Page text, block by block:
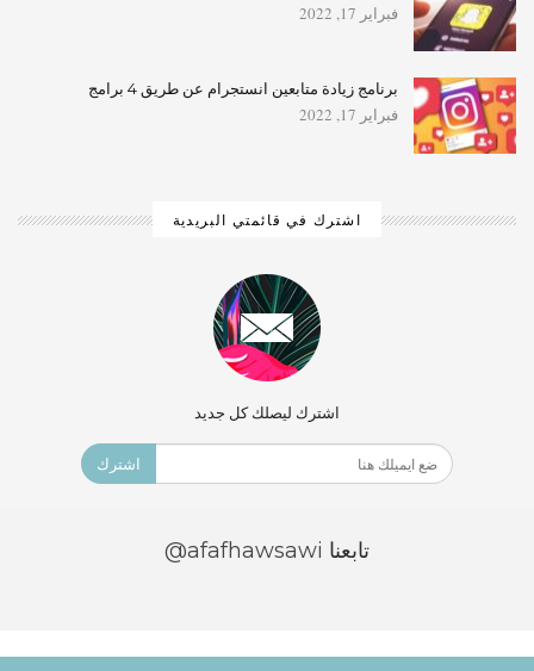
فبراير 17, 2022
برنامج زيادة متابعين انستجرام عن طريق 4 برامج
فبراير 17, 2022
اشترك في قائمتي البريدية
اشترك ليصلك كل جديد
اشترك
تابعنا @afafhawsawi